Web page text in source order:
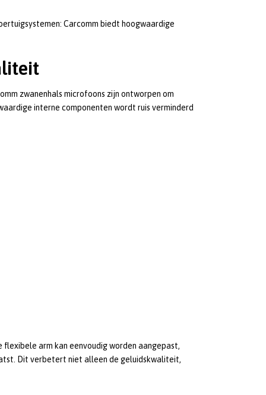
Carcomm biedt hoogwaardige
zwanenhals microfoons zijn ontworpen om
interne componenten wordt ruis verminderd
arm kan eenvoudig worden aangepast,
Dit verbetert niet alleen de geluidskwaliteit,